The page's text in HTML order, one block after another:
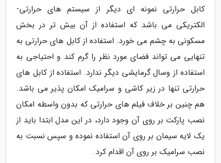
کابل حرارتی نمونه ای دیگر از سیستم های حرارتی-
الکتریکی می باشد که استفاده از آن بیش تر در بخش
مسکونی به چشم می خورد. استفاده از کابل های حرارتی به
تنهایی می تواند فضای مورد نظر را گرم کند و احتیاجی به
استفاده از وسال گرمایشی دیگر ندارد. استفاده از کابل های
حرارتی تنها در زیر کاشی و سرامیک امکان پذیر می باشد.
هم چنین بر خلاف فیلم های حرارتی که بدون واسطه امکان
نصب پارکت بر روی آن وجود دارد، در این مدل ابتدا باید از
یک لایه سیمان بر روی آن استفاده نموده و سپس نسبت به
نصب سرامیک بر روی آن اقدام کرد.